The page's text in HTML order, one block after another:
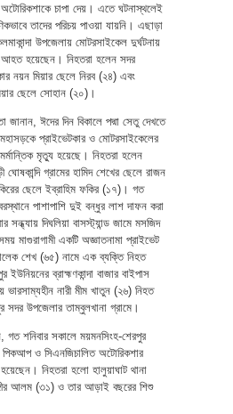
অটোরিকশাকে চাপা দেয়। এতে ঘটনাস্থলেই
তাদের পরিচয় পাওয়া যায়নি। এছাড়া
উপজেলায় মোটরসাইকেল দুর্ঘটনায়
হয়েছেন। নিহতরা হলেন সদর
নয়ন মিয়ার ছেলে নিরব (২৪) এবং
ছেলে সোহান (২০)।
জানান, ঈদের দিন বিকালে পদ্মা সেতু দেখতে
মহাসড়কে প্রাইভেটকার ও মোটরসাইকেলের
মৃত্যু হয়েছে। নিহতরা হলেন
ঘোষকান্দি গ্রামের হামিদ শেখের ছেলে রাজন
ছেলে ইব্রাহিম ফকির (১৭)। গত
পাশাপাশি দুই বন্ধুর লাশ দাফন করা
দিঘলিয়া বাসস্ট্যান্ড জামে মসজিদ
মাগুরাগামী একটি অজ্ঞাতনামা প্রাইভেট
শেখ (৬৫) নামে এক ব্যক্তি নিহত
ব্রাহ্মণকান্দা বাজার বাইপাস
ভারসাম্যহীন নারী মীম খাতুন (২৬) নিহত
সদর উপজেলার তাম্বুলখানা গ্রামে।
গত শনিবার সকালে ময়মনসিংহ-শেরপুর
ও সিএনজিচালিত অটোরিকশার
নিহতরা হলো হালুয়াঘাট থানা
আলম (৩১) ও তার আড়াই বছরের শিশু